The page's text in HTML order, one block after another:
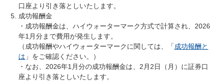
口座より引き落としいたします。
成功報酬金
・成功報酬金は、ハイウォーターマーク方式で計算され、2026
年1月分まで費用が発生します。
（成功報酬やハイウォーターマークに関しては、「成功報酬と
は 」をご確認ください。）
・なお、2026年1月分の成功報酬金は、2月2日（月）に証券口
座より引き落としいたします。